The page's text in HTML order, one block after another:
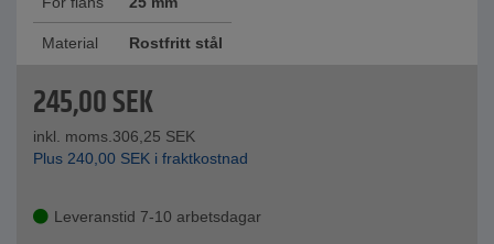
Material Rostfritt stål
245,00SEK
inkl. moms.306,25 SEK
Plus 240,00 SEK i fraktkostnad
Leveranstid 7-10 arbetsdagar